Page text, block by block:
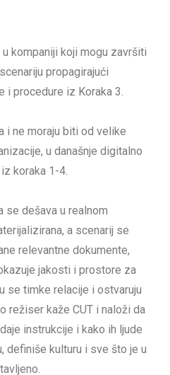
kompaniji koji mogu završiti
propagirajući
procedure iz Koraka 3.
i ne moraju biti od velike
u današnje digitalno
koraka 1-4.
se dešava u realnom
a scenarij se
relevantne dokumente,
jakosti i prostore za
se timke relacije i ostvaruju
režiser kaže CUT i naloži da
instrukcije i kako ih ljude
definiše kulturu i sve što je u